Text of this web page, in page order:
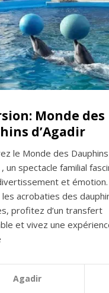
Monde des
d’Agadir
le Monde des Dauphins
, un spectacle familial
et émotion.
acrobaties des
profitez d’un transfert
et vivez une
Agadir